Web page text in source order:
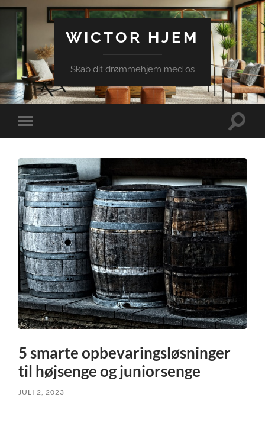
WICTOR HJEM
Skab dit drømmehjem med os
Toggle
mobile
Toggle
5 smarte opbevaringsløsninger
til højsenge og juniorsenge
JULI 2, 2023